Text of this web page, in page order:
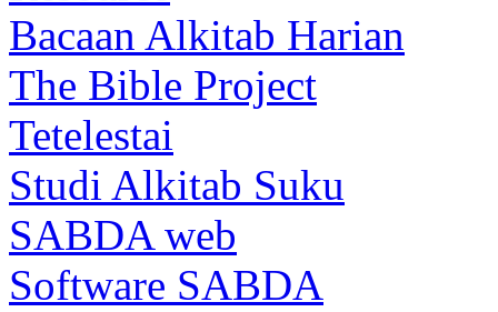
Bacaan Alkitab Harian
The Bible Project
Tetelestai
Studi Alkitab Suku
SABDA web
Software SABDA